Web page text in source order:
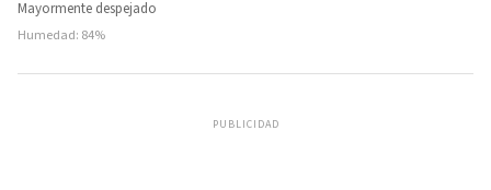
Mayormente despejado
Humedad: 84%
PUBLICIDAD